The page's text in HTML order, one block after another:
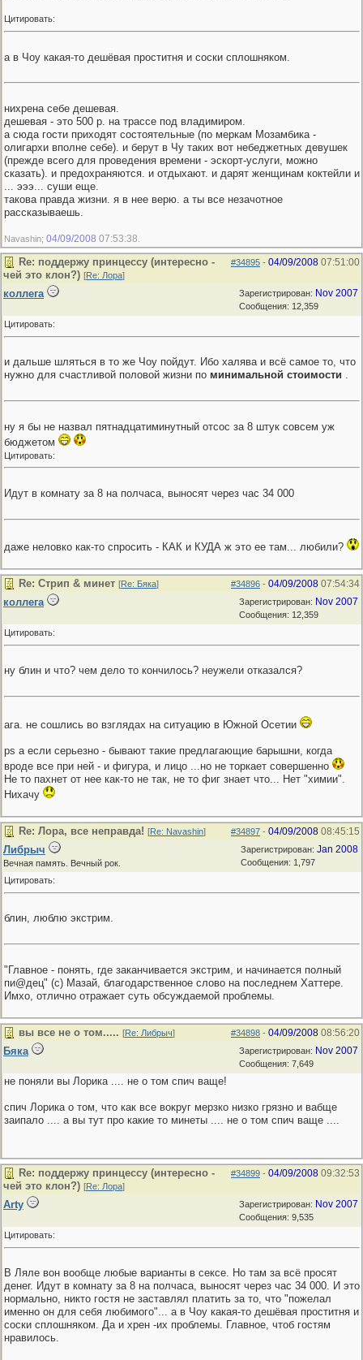
Цитировать:
а в Чоу какая-то дешёвая проститня и соски сплошняком.
нихрена себе дешевая.
дешевая - это 500 р. на трассе под владимиром.
а сюда гости приходят состоятельные (по меркам Мозамбика -
олигархи вполне себе). и берут в Чу таких вот небеджетных девушек
(прежде всего для проведения времени - эскорт-услуги, можно
сказать). и предохраняются. и отдыхают. и дарят женщинам коктейли и
... эээ... суши еще.
такова правда жизни. я в нее верю. а ты все незачотное
рассказываешь.
Navashin; 04/09/2008 07:53:38
#34895 - 04/09/2008 07:51:00
Re: поддержу принцессу (интересно -
чей это клон?) [Re: Лора]
Зарегистрирован: Nov 2007
Сообщения: 12,359
коллега
Цитировать:
и дальше шляться в то же Чоу пойдут. Ибо халява и всё самое то, что
нужно для счастливой половой жизни по минимальной стоимости .
ну я бы не назвал пятнадцатиминутный отсос за 8 штук совсем уж
бюджетом
Цитировать:
Идут в комнату за 8 на полчаса, выносят через час 34 000
даже неловко как-то спросить - КАК и КУДА ж это ее там... любили?
#34896 - 04/09/2008 07:54:34
Re: Стрип & минет [Re: Бяка]
Зарегистрирован: Nov 2007
Сообщения: 12,359
коллега
Цитировать:
ну блин и что? чем дело то кончилось? неужели отказался?
ага. не сошлись во взглядах на ситуацию в Южной Осетии
ps а если серьезно - бывают такие предлагающие барышни, когда
вроде все при ней - и фигура, и лицо ...но не торкает совершенно
Не то пахнет от нее как-то не так, не то фиг знает что... Нет "химии".
Нихачу
#34897 - 04/09/2008 08:45:15
Re: Лора, все неправда! [Re: Navashin]
Зарегистрирован: Jan 2008
Сообщения: 1,797
Либрыч
Вечная память. Вечный рок.
Цитировать:
блин, люблю экстрим.
"Главное - понять, где заканчивается экстрим, и начинается полный
пи@дец" (с) Мазай, благодарственное слово на последнем Хаттере.
Имхо, отлично отражает суть обсуждаемой проблемы.
#34898 - 04/09/2008 08:56:20
вы все не о том..... [Re: Либрыч]
Зарегистрирован: Nov 2007
Сообщения: 7,649
Бяка
не поняли вы Лорика .... не о том спич ваще!
спич Лорика о том, что как все вокруг мерзко низко грязно и вабще
заипало .... а вы тут про какие то минеты .... не о том спич ваще ....
#34899 - 04/09/2008 09:32:53
Re: поддержу принцессу (интересно -
чей это клон?) [Re: Лора]
Зарегистрирован: Nov 2007
Сообщения: 9,535
Arty
Цитировать:
В Ляле вон вообще любые варианты в сексе. Но там за всё просят
денег. Идут в комнату за 8 на полчаса, выносят через час 34 000. И это
нормально, никто гостя не заставлял платить за то, что "пожелал
именно он для себя любимого"... а в Чоу какая-то дешёвая проститня и
соски сплошняком. Да и хрен -их проблемы. Главное, чтоб гостям
нравилось.